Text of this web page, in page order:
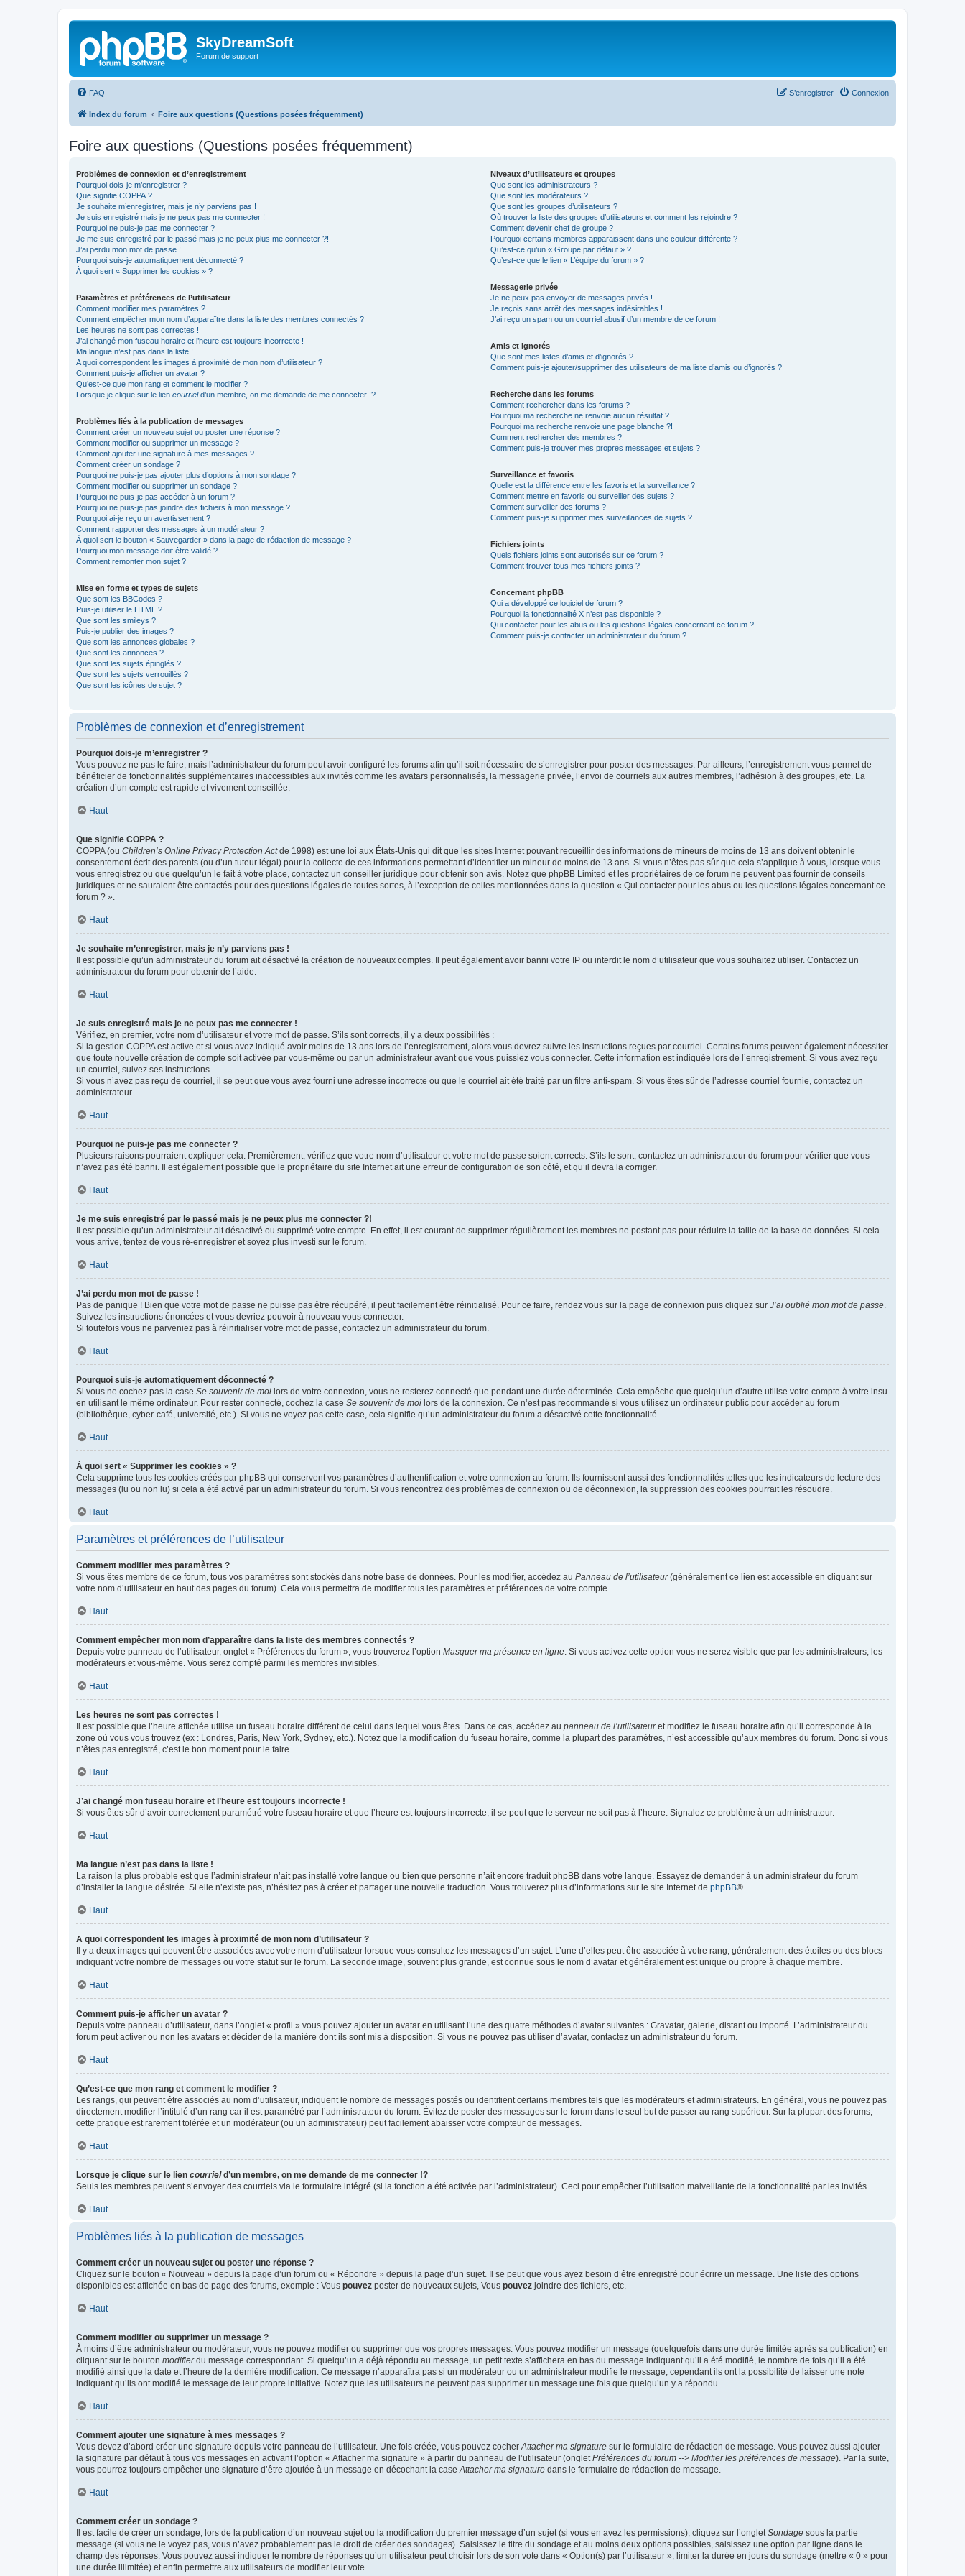
SkyDreamSoft
Forum de support
FAQ Connexion
S’enregistrer
Index du forum Foire aux questions (Questions posées fréquemment)
Foire aux questions (Questions posées fréquemment)
Problèmes de connexion et d’enregistrement
Pourquoi dois-je m’enregistrer ?
Que signifie COPPA ?
Je souhaite m’enregistrer, mais je n’y parviens pas !
Je suis enregistré mais je ne peux pas me connecter !
Pourquoi ne puis-je pas me connecter ?
Je me suis enregistré par le passé mais je ne peux plus me connecter ?!
J’ai perdu mon mot de passe !
Pourquoi suis-je automatiquement déconnecté ?
À quoi sert « Supprimer les cookies » ?
Paramètres et préférences de l’utilisateur
Comment modifier mes paramètres ?
Comment empêcher mon nom d’apparaître dans la liste des membres connectés ?
Les heures ne sont pas correctes !
J’ai changé mon fuseau horaire et l’heure est toujours incorrecte !
Ma langue n’est pas dans la liste !
A quoi correspondent les images à proximité de mon nom d’utilisateur ?
Comment puis-je afficher un avatar ?
Qu’est-ce que mon rang et comment le modifier ?
Lorsque je clique sur le lien courrield’un membre, on me demande de me connecter !?
Problèmes liés à la publication de messages
Comment créer un nouveau sujet ou poster une réponse ?
Comment modifier ou supprimer un message ?
Comment ajouter une signature à mes messages ?
Comment créer un sondage ?
Pourquoi ne puis-je pas ajouter plus d’options à mon sondage ?
Comment modifier ou supprimer un sondage ?
Pourquoi ne puis-je pas accéder à un forum ?
Pourquoi ne puis-je pas joindre des fichiers à mon message ?
Pourquoi ai-je reçu un avertissement ?
Comment rapporter des messages à un modérateur ?
À quoi sert le bouton « Sauvegarder » dans la page de rédaction de message ?
Pourquoi mon message doit être validé ?
Comment remonter mon sujet ?
Mise en forme et types de sujets
Que sont les BBCodes ?
Puis-je utiliser le HTML ?
Que sont les smileys ?
Puis-je publier des images ?
Que sont les annonces globales ?
Que sont les annonces ?
Que sont les sujets épinglés ?
Que sont les sujets verrouillés ?
Que sont les icônes de sujet ?
Niveaux d’utilisateurs et groupes
Que sont les administrateurs ?
Que sont les modérateurs ?
Que sont les groupes d’utilisateurs ?
Où trouver la liste des groupes d’utilisateurs et comment les rejoindre ?
Comment devenir chef de groupe ?
Pourquoi certains membres apparaissent dans une couleur différente ?
Qu’est-ce qu’un « Groupe par défaut » ?
Qu’est-ce que le lien « L’équipe du forum » ?
Messagerie privée
Je ne peux pas envoyer de messages privés !
Je reçois sans arrêt des messages indésirables !
J’ai reçu un spam ou un courriel abusif d’un membre de ce forum !
Amis et ignorés
Que sont mes listes d’amis et d’ignorés ?
Comment puis-je ajouter/supprimer des utilisateurs de ma liste d’amis ou d’ignorés ?
Recherche dans les forums
Comment rechercher dans les forums ?
Pourquoi ma recherche ne renvoie aucun résultat ?
Pourquoi ma recherche renvoie une page blanche ?!
Comment rechercher des membres ?
Comment puis-je trouver mes propres messages et sujets ?
Surveillance et favoris
Quelle est la différence entre les favoris et la surveillance ?
Comment mettre en favoris ou surveiller des sujets ?
Comment surveiller des forums ?
Comment puis-je supprimer mes surveillances de sujets ?
Fichiers joints
Quels fichiers joints sont autorisés sur ce forum ?
Comment trouver tous mes fichiers joints ?
Concernant phpBB
Qui a développé ce logiciel de forum ?
Pourquoi la fonctionnalité X n’est pas disponible ?
Qui contacter pour les abus ou les questions légales concernant ce forum ?
Comment puis-je contacter un administrateur du forum ?
Problèmes de connexion et d’enregistrement
Pourquoi dois-je m’enregistrer ?
Vous pouvez ne pas le faire, mais l’administrateur du forum peut avoir configuré les forums afin qu’il soit nécessaire de s’enregistrer pour poster des messages. Par ailleurs, l’enregistrement vous permet de
bénéficier de fonctionnalités supplémentaires inaccessibles aux invités comme les avatars personnalisés, la messagerie privée, l’envoi de courriels aux autres membres, l’adhésion à des groupes, etc. La
création d’un compte est rapide et vivement conseillée.
Haut
Que signifie COPPA ?
COPPA (ou Children’s Online Privacy Protection Actde 1998) est une loi aux États-Unis qui dit que les sites Internet pouvant recueillir des informations de mineurs de moins de 13 ans doivent obtenir le
consentement écrit des parents (ou d’un tuteur légal) pour la collecte de ces informations permettant d’identifier un mineur de moins de 13 ans. Si vous n’êtes pas sûr que cela s’applique à vous, lorsque vous
vous enregistrez ou que quelqu’un le fait à votre place, contactez un conseiller juridique pour obtenir son avis. Notez que phpBB Limited et les propriétaires de ce forum ne peuvent pas fournir de conseils
juridiques et ne sauraient être contactés pour des questions légales de toutes sortes, à l’exception de celles mentionnées dans la question « Qui contacter pour les abus ou les questions légales concernant ce
forum ? ».
Haut
Je souhaite m’enregistrer, mais je n’y parviens pas !
Il est possible qu’un administrateur du forum ait désactivé la création de nouveaux comptes. Il peut également avoir banni votre IP ou interdit le nom d’utilisateur que vous souhaitez utiliser. Contactez un
administrateur du forum pour obtenir de l’aide.
Haut
Je suis enregistré mais je ne peux pas me connecter !
Vérifiez, en premier, votre nom d’utilisateur et votre mot de passe. S’ils sont corrects, il y a deux possibilités :
Si la gestion COPPA est active et si vous avez indiqué avoir moins de 13 ans lors de l’enregistrement, alors vous devrez suivre les instructions reçues par courriel. Certains forums peuvent également nécessiter
que toute nouvelle création de compte soit activée par vous-même ou par un administrateur avant que vous puissiez vous connecter. Cette information est indiquée lors de l’enregistrement. Si vous avez reçu
un courriel, suivez ses instructions.
Si vous n’avez pas reçu de courriel, il se peut que vous ayez fourni une adresse incorrecte ou que le courriel ait été traité par un filtre anti-spam. Si vous êtes sûr de l’adresse courriel fournie, contactez un
administrateur.
Haut
Pourquoi ne puis-je pas me connecter ?
Plusieurs raisons pourraient expliquer cela. Premièrement, vérifiez que votre nom d’utilisateur et votre mot de passe soient corrects. S’ils le sont, contactez un administrateur du forum pour vérifier que vous
n’avez pas été banni. Il est également possible que le propriétaire du site Internet ait une erreur de configuration de son côté, et qu’il devra la corriger.
Haut
Je me suis enregistré par le passé mais je ne peux plus me connecter ?!
Il est possible qu’un administrateur ait désactivé ou supprimé votre compte. En effet, il est courant de supprimer régulièrement les membres ne postant pas pour réduire la taille de la base de données. Si cela
vous arrive, tentez de vous ré-enregistrer et soyez plus investi sur le forum.
Haut
J’ai perdu mon mot de passe !
Pas de panique ! Bien que votre mot de passe ne puisse pas être récupéré, il peut facilement être réinitialisé. Pour ce faire, rendez vous sur la page de connexion puis cliquez sur J’ai oublié mon mot de passe
Suivez les instructions énoncées et vous devriez pouvoir à nouveau vous connecter.
Si toutefois vous ne parveniez pas à réinitialiser votre mot de passe, contactez un administrateur du forum.
Haut
Pourquoi suis-je automatiquement déconnecté ?
Si vous ne cochez pas la case Se souvenir de moi lors de votre connexion, vous ne resterez connecté que pendant une durée déterminée. Cela empêche que quelqu’un d’autre utilise votre compte à votre insu
en utilisant le même ordinateur. Pour rester connecté, cochez la case Se souvenir de moi lors de la connexion. Ce n’est pas recommandé si vous utilisez un ordinateur public pour accéder au forum
(bibliothèque, cyber-café, université, etc.). Si vous ne voyez pas cette case, cela signifie qu’un administrateur du forum a désactivé cette fonctionnalité.
Haut
À quoi sert « Supprimer les cookies » ?
Cela supprime tous les cookies créés par phpBB qui conservent vos paramètres d’authentification et votre connexion au forum. Ils fournissent aussi des fonctionnalités telles que les indicateurs de lecture des
messages (lu ou non lu) si cela a été activé par un administrateur du forum. Si vous rencontrez des problèmes de connexion ou de déconnexion, la suppression des cookies pourrait les résoudre.
Haut
Paramètres et préférences de l’utilisateur
Comment modifier mes paramètres ?
Si vous êtes membre de ce forum, tous vos paramètres sont stockés dans notre base de données. Pour les modifier, accédez au Panneau de l’utilisateur(généralement ce lien est accessible en cliquant sur
votre nom d’utilisateur en haut des pages du forum). Cela vous permettra de modifier tous les paramètres et préférences de votre compte.
Haut
Comment empêcher mon nom d’apparaître dans la liste des membres connectés ?
Depuis votre panneau de l’utilisateur, onglet « Préférences du forum », vous trouverez l’option Masquer ma présence en ligne . Si vous activez cette option vous ne serez visible que par les administrateurs, les
modérateurs et vous-même. Vous serez compté parmi les membres invisibles.
Haut
Les heures ne sont pas correctes !
Il est possible que l’heure affichée utilise un fuseau horaire différent de celui dans lequel vous êtes. Dans ce cas, accédez au panneau de l’utilisateuret modifiez le fuseau horaire afin qu’il corresponde à la
zone où vous vous trouvez (ex : Londres, Paris, New York, Sydney, etc.). Notez que la modification du fuseau horaire, comme la plupart des paramètres, n’est accessible qu’aux membres du forum. Donc si vous
n’êtes pas enregistré, c’est le bon moment pour le faire.
Haut
J’ai changé mon fuseau horaire et l’heure est toujours incorrecte !
Si vous êtes sûr d’avoir correctement paramétré votre fuseau horaire et que l’heure est toujours incorrecte, il se peut que le serveur ne soit pas à l’heure. Signalez ce problème à un administrateur.
Haut
Ma langue n’est pas dans la liste !
La raison la plus probable est que l’administrateur n’ait pas installé votre langue ou bien que personne n’ait encore traduit phpBB dans votre langue. Essayez de demander à un administrateur du forum
d’installer la langue désirée. Si elle n’existe pas, n’hésitez pas à créer et partager une nouvelle traduction. Vous trouverez plus d’informations sur le site Internet de phpBB®.
Haut
A quoi correspondent les images à proximité de mon nom d’utilisateur ?
Il y a deux images qui peuvent être associées avec votre nom d’utilisateur lorsque vous consultez les messages d’un sujet. L’une d’elles peut être associée à votre rang, généralement des étoiles ou des blocs
indiquant votre nombre de messages ou votre statut sur le forum. La seconde image, souvent plus grande, est connue sous le nom d’avatar et généralement est unique ou propre à chaque membre.
Haut
Comment puis-je afficher un avatar ?
Depuis votre panneau d’utilisateur, dans l’onglet « profil » vous pouvez ajouter un avatar en utilisant l’une des quatre méthodes d’avatar suivantes : Gravatar, galerie, distant ou importé. L’administrateur du
forum peut activer ou non les avatars et décider de la manière dont ils sont mis à disposition. Si vous ne pouvez pas utiliser d’avatar, contactez un administrateur du forum.
Haut
Qu’est-ce que mon rang et comment le modifier ?
Les rangs, qui peuvent être associés au nom d’utilisateur, indiquent le nombre de messages postés ou identifient certains membres tels que les modérateurs et administrateurs. En général, vous ne pouvez pas
directement modifier l’intitulé d’un rang car il est paramétré par l’administrateur du forum. Évitez de poster des messages sur le forum dans le seul but de passer au rang supérieur. Sur la plupart des forums,
cette pratique est rarement tolérée et un modérateur (ou un administrateur) peut facilement abaisser votre compteur de messages.
Haut
Lorsque je clique sur le lien courrield’un membre, on me demande de me connecter !?
Seuls les membres peuvent s’envoyer des courriels via le formulaire intégré (si la fonction a été activée par l’administrateur). Ceci pour empêcher l’utilisation malveillante de la fonctionnalité par les invités.
Haut
Problèmes liés à la publication de messages
Comment créer un nouveau sujet ou poster une réponse ?
Cliquez sur le bouton « Nouveau » depuis la page d’un forum ou « Répondre » depuis la page d’un sujet. Il se peut que vous ayez besoin d’être enregistré pour écrire un message. Une liste des options
disponibles est affichée en bas de page des forums, exemple : Vous pouvez poster de nouveaux sujets, Vous pouvez joindre des fichiers, etc.
Haut
Comment modifier ou supprimer un message ?
À moins d’être administrateur ou modérateur, vous ne pouvez modifier ou supprimer que vos propres messages. Vous pouvez modifier un message (quelquefois dans une durée limitée après sa publication) en
cliquant sur le bouton modifierdu message correspondant. Si quelqu’un a déjà répondu au message, un petit texte s’affichera en bas du message indiquant qu’il a été modifié, le nombre de fois qu’il a été
modifié ainsi que la date et l’heure de la dernière modification. Ce message n’apparaîtra pas si un modérateur ou un administrateur modifie le message, cependant ils ont la possibilité de laisser une note
indiquant qu’ils ont modifié le message de leur propre initiative. Notez que les utilisateurs ne peuvent pas supprimer un message une fois que quelqu’un y a répondu.
Haut
Comment ajouter une signature à mes messages ?
Vous devez d’abord créer une signature depuis votre panneau de l’utilisateur. Une fois créée, vous pouvez cocher Attacher ma signature sur le formulaire de rédaction de message. Vous pouvez aussi ajouter
la signature par défaut à tous vos messages en activant l’option « Attacher ma signature » à partir du panneau de l’utilisateur (onglet Préférences du forum --> Modifier les préférences de message). Par la suite,
vous pourrez toujours empêcher une signature d’être ajoutée à un message en décochant la case Attacher ma signature dans le formulaire de rédaction de message.
Haut
Comment créer un sondage ?
Il est facile de créer un sondage, lors de la publication d’un nouveau sujet ou la modification du premier message d’un sujet (si vous en avez les permissions), cliquez sur l’onglet Sondage sous la partie
message (si vous ne le voyez pas, vous n’avez probablement pas le droit de créer des sondages). Saisissez le titre du sondage et au moins deux options possibles, saisissez une option par ligne dans le
champ des réponses. Vous pouvez aussi indiquer le nombre de réponses qu’un utilisateur peut choisir lors de son vote dans « Option(s) par l’utilisateur », limiter la durée en jours du sondage (mettre « 0 » pour
une durée illimitée) et enfin permettre aux utilisateurs de modifier leur vote.